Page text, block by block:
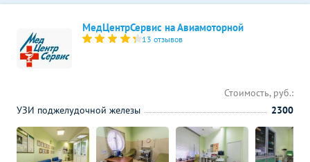
МедЦентрСервис на Авиамоторной
13 отзывов
Стоимость, руб.:
УЗИ поджелудочной железы
2300